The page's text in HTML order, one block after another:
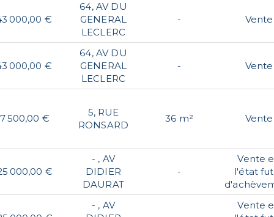
000,00 €
64, AV DU
GENERAL
LECLERC
- Vente
000,00 €
64, AV DU
GENERAL
LECLERC
- Vente
500,00 €
5, RUE
RONSARD
36 m² Vente
000,00 €
- , AV
DIDIER
DAURAT
-
Vente
l'état
- , AV
Vente